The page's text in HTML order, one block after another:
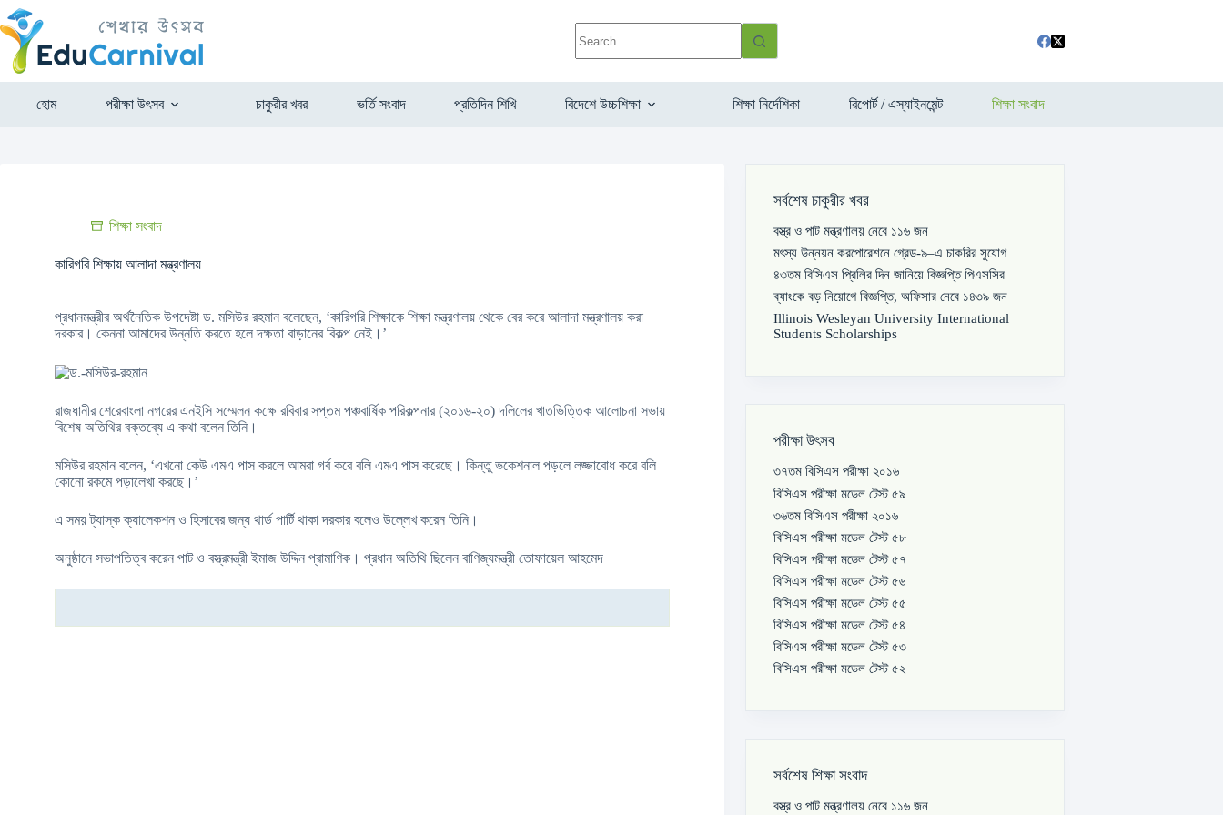
হোম পরীক্ষা উৎসব চাকুরীর খবর ভর্তি সংবাদ প্রতিদিন শিখি বিদেশে উচ্চশিক্ষা শিক্ষা নির্দেশিকা রিপোর্ট / এস্যাইনমেন্ট শিক্ষা সংবাদ
শিক্ষা সংবাদ
কারিগরি শিক্ষায় আলাদা মন্ত্রণালয়
প্রধানমন্ত্রীর অর্থনৈতিক উপদেষ্টা ড. মসিউর রহমান বলেছেন, ‘কারিগরি শিক্ষাকে শিক্ষা মন্ত্রণালয় থেকে বের করে আলাদা মন্ত্রণালয় করা
দরকার। কেননা আমাদের উন্নতি করতে হলে দক্ষতা বাড়ানের বিকল্প নেই।’
রাজধানীর শেরেবাংলা নগরের এনইসি সম্মেলন কক্ষে রবিবার সপ্তম পঞ্চবার্ষিক পরিকল্পনার (২০১৬-২০) দলিলের খাতভিত্তিক আলোচনা সভায়
বিশেষ অতিথির বক্তব্যে এ কথা বলেন তিনি।
মসিউর রহমান বলেন, ‘এখনো কেউ এমএ পাস করলে আমরা গর্ব করে বলি এমএ পাস করেছে। কিন্তু ভকেশনাল পড়লে লজ্জাবোধ করে বলি
কোনো রকমে পড়ালেখা করছে।’
এ সময় ট্যাস্ক ক্যালেকশন ও হিসাবের জন্য থার্ড পার্টি থাকা দরকার বলেও উল্লেখ করেন তিনি।
অনুষ্ঠানে সভাপতিত্ব করেন পাট ও বস্ত্রমন্ত্রী ইমাজ উদ্দিন প্রামাণিক। প্রধান অতিথি ছিলেন বাণিজ্যমন্ত্রী তোফায়েল আহমেদ
সর্বশেষ চাকুরীর খবর
বস্ত্র ও পাট মন্ত্রণালয় নেবে ১১৬ জন
মৎস্য উন্নয়ন করপোরেশনে গ্রেড-৯–এ চাকরির সুযোগ
৪৩তম বিসিএস প্রিলির দিন জানিয়ে বিজ্ঞপ্তি পিএসসির
ব্যাংকে বড় নিয়োগে বিজ্ঞপ্তি, অফিসার নেবে ১৪৩৯ জন
Illinois Wesleyan University International
Students Scholarships
পরীক্ষা উৎসব
৩৭তম বিসিএস পরীক্ষা ২০১৬
বিসিএস পরীক্ষা মডেল টেস্ট ৫৯
৩৬তম বিসিএস পরীক্ষা ২০১৬
বিসিএস পরীক্ষা মডেল টেস্ট ৫৮
বিসিএস পরীক্ষা মডেল টেস্ট ৫৭
বিসিএস পরীক্ষা মডেল টেস্ট ৫৬
বিসিএস পরীক্ষা মডেল টেস্ট ৫৫
বিসিএস পরীক্ষা মডেল টেস্ট ৫৪
বিসিএস পরীক্ষা মডেল টেস্ট ৫৩
বিসিএস পরীক্ষা মডেল টেস্ট ৫২
সর্বশেষ শিক্ষা সংবাদ
বস্ত্র ও পাট মন্ত্রণালয় নেবে ১১৬ জন